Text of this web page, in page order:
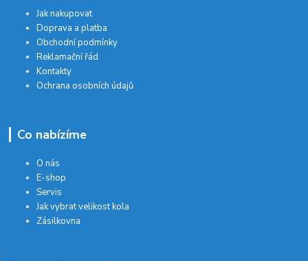
Jak nakupovat
Doprava a platba
Obchodní podmínky
Reklamační řád
Kontakty
Ochrana osobních údajů
Co nabízíme
O nás
E-shop
Servis
Jak vybrat velikost kola
Zásilkovna